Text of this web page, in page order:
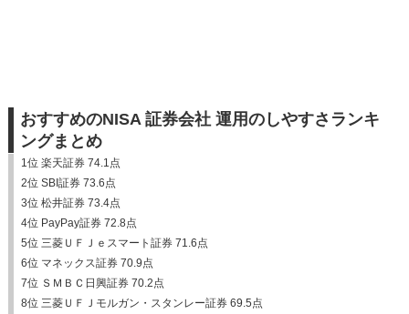
おすすめのNISA 証券会社 運用のしやすさランキ
ングまとめ
1位 楽天証券 74.1点
2位 SBI証券 73.6点
3位 松井証券 73.4点
4位 PayPay証券 72.8点
5位 三菱ＵＦＪｅスマート証券 71.6点
6位 マネックス証券 70.9点
7位 ＳＭＢＣ日興証券 70.2点
8位 三菱ＵＦＪモルガン・スタンレー証券 69.5点